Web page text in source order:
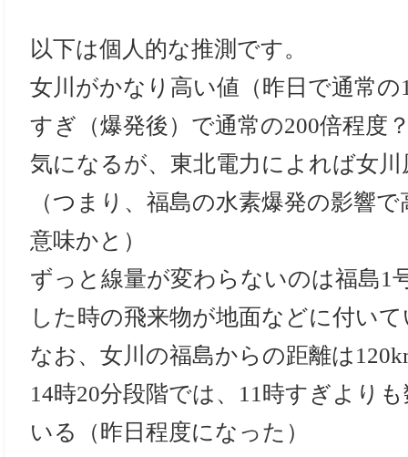
以下は個人的な推測です。
女川がかなり高い値（昨日で通常の
すぎ（爆発後）で通常の200倍程度
気になるが、東北電力によれば女
（つまり、福島の水素爆発の影響
意味かと）
ずっと線量が変わらないのは福島1
した時の飛来物が地面などに付い
なお、女川の福島からの距離は
14時20分段階では、11時すぎより
いる（昨日程度になった）